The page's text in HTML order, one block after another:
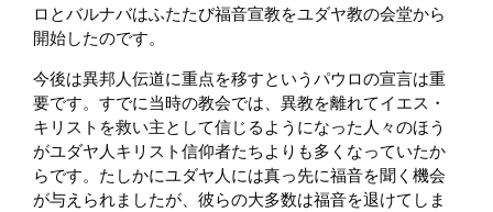
ロとバルナバはふたたび福音宣教をユダヤ教の会堂から
開始したのです。
今後は異邦人伝道に重点を移すというパウロの宣言は重
要です。すでに当時の教会では、異教を離れてイエス・
キリストを救い主として信じるようになった人々のほう
がユダヤ人キリスト信仰者たちよりも多くなっていたか
らです。たしかにユダヤ人には真っ先に福音を聞く機会
が与えられましたが、彼らの大多数は福音を退けてしま